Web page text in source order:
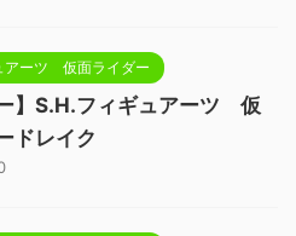
アーツ 仮面ライダー
ー】S.H.フィギュアーツ 仮
ドレイク